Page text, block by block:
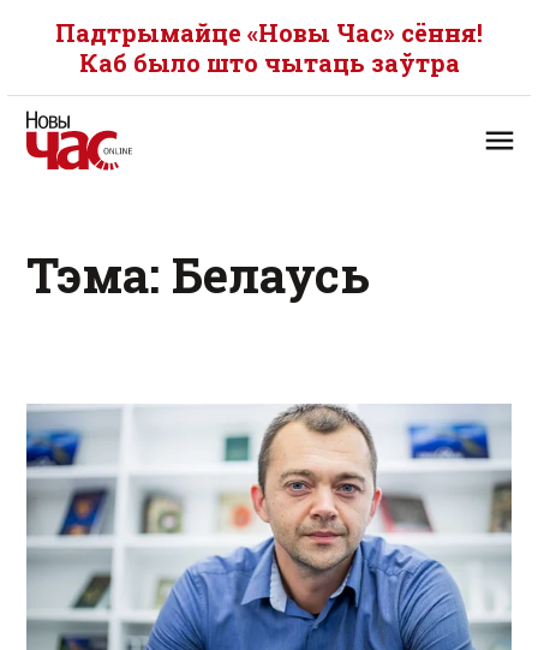
Падтрымайце «Новы Час» сёння!
Каб было што чытаць заўтра
Тэма: Белаусь